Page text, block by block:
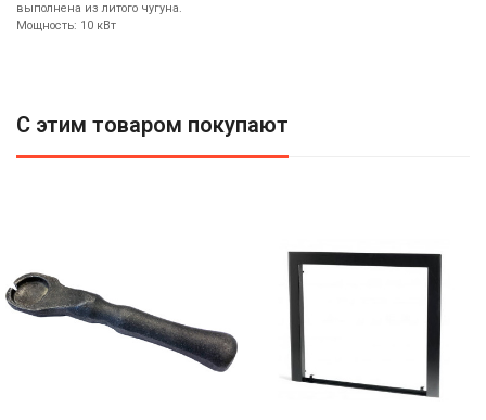
выполнена из литого чугуна.
Мощность: 10 кВт
С этим товаром покупают